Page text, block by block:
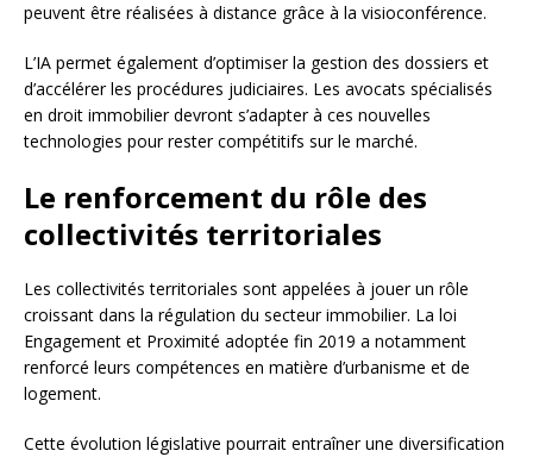
peuvent être réalisées à distance grâce à la visioconférence.
L’IA permet également d’optimiser la gestion des dossiers et
d’accélérer les procédures judiciaires. Les avocats spécialisés
en droit immobilier devront s’adapter à ces nouvelles
technologies pour rester compétitifs sur le marché.
Le renforcement du rôle des
collectivités territoriales
Les collectivités territoriales sont appelées à jouer un rôle
croissant dans la régulation du secteur immobilier. La loi
Engagement et Proximité adoptée fin 2019 a notamment
renforcé leurs compétences en matière d’urbanisme et de
logement.
Cette évolution législative pourrait entraîner une diversification